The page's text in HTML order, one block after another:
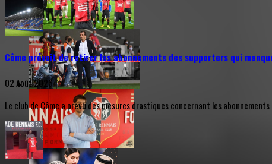
Côme prévoit de retirer les abonnements des supporters qui
02 Août 2026
Le club de Côme a prévu des mesures drastiques concernant les